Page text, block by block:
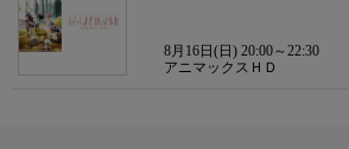
8月16日(日) 20:00～22:30
アニマックスＨＤ